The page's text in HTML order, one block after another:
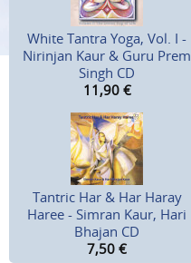
White Tantra Yoga, Vol. I -
Nirinjan Kaur & Guru Prem
Singh CD
11,90 €
Tantric Har & Har Haray
Haree - Simran Kaur, Hari
Bhajan CD
7,50 €